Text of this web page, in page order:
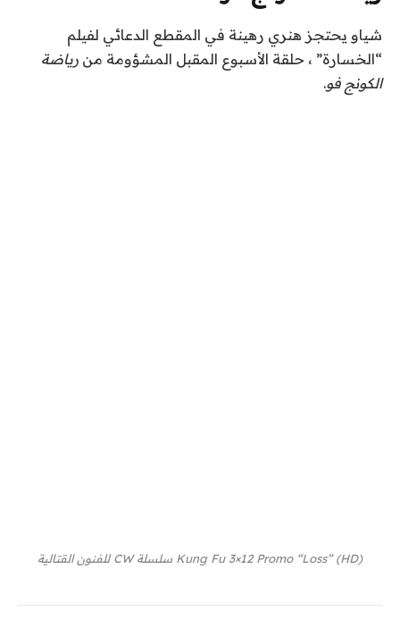
شياو يحتجز هنري رهينة في المقطع الدعائي لفيلم
“الخسارة” ، حلقة الأسبوع المقبل المشؤومة من رياضة
الكونج فو.
Kung Fu 3×12 Promo “Loss” (HD) سلسلة CW للفنون القتالية